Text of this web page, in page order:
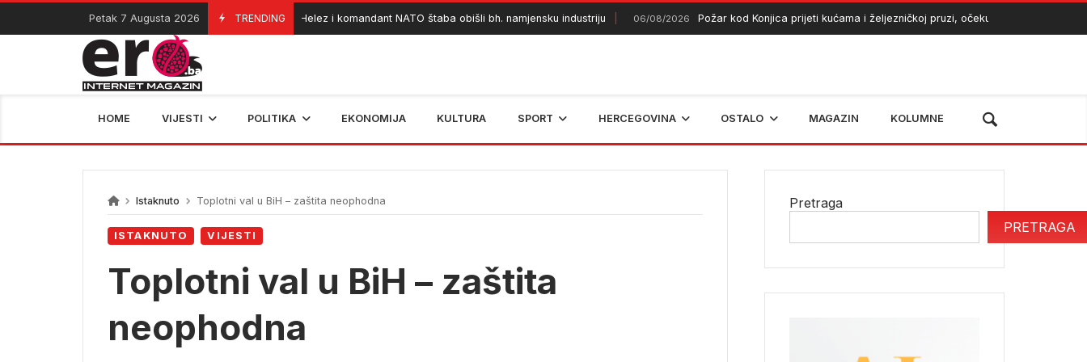
Skip
content
Petak 7 Augusta 2026 TRENDING
06/08/2026 Helez i komandant NATO štaba obišli bh. namjensku industriju 06/08/2026 Požar kod Konjica prijeti kućama i željezničkoj pruzi, očekuje se angažman
HOME VIJESTI POLITIKA EKONOMIJA KULTURA SPORT HERCEGOVINA OSTALO MAGAZIN KOLUMNE
Istaknuto Toplotni val u BiH – zaštita neophodna
ISTAKNUTO VIJESTI
Toplotni val u BiH – zaštita
neophodna
Pretraga
PRETRAGA